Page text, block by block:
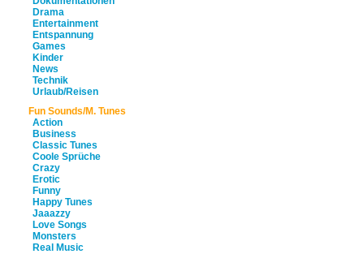
Drama
Entertainment
Entspannung
Games
Kinder
News
Technik
Urlaub/Reisen
Fun Sounds/M. Tunes
Action
Business
Classic Tunes
Coole Sprüche
Crazy
Erotic
Funny
Happy Tunes
Jaaazzy
Love Songs
Monsters
Real Music